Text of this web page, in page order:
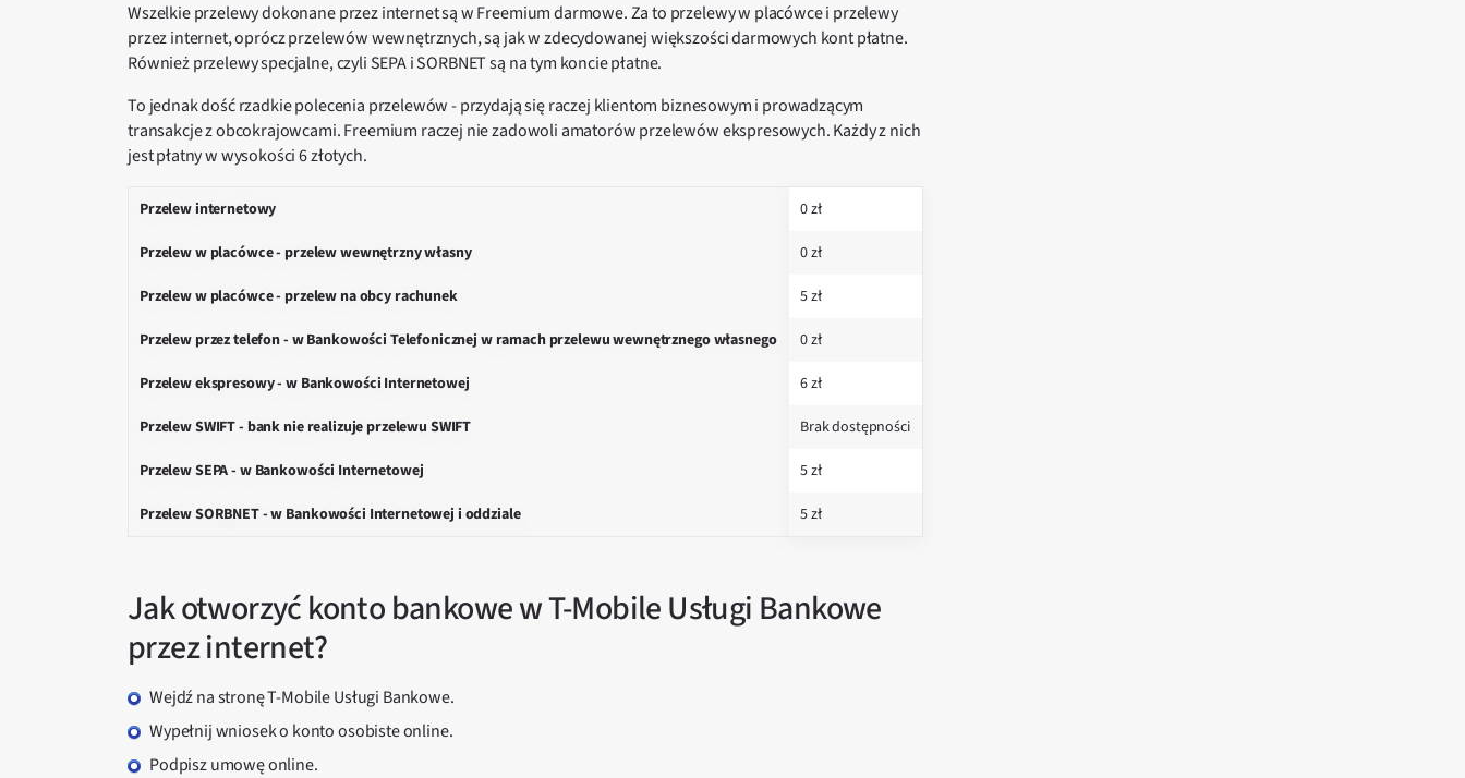
Wszelkie przelewy dokonane przez internet są w Freemium darmowe. Za to przelewy w placówce i przelewy
przez internet, oprócz przelewów wewnętrznych, są jak w zdecydowanej większości darmowych kont płatne.
Również przelewy specjalne, czyli SEPA i SORBNET są na tym koncie płatne.
To jednak dość rzadkie polecenia przelewów - przydają się raczej klientom biznesowym i prowadzącym
transakcje z obcokrajowcami. Freemium raczej nie zadowoli amatorów przelewów ekspresowych. Każdy z nich
jest płatny w wysokości 6 złotych.
Przelew internetowy
0 zł
Przelew w placówce - przelew wewnętrzny własny
0 zł
Przelew w placówce - przelew na obcy rachunek
5 zł
Przelew przez telefon - w Bankowości Telefonicznej w ramach przelewu wewnętrznego własnego
0 zł
Przelew ekspresowy - w Bankowości Internetowej
6 zł
Przelew SWIFT - bank nie realizuje przelewu SWIFT
Brak dostępności
Przelew SEPA - w Bankowości Internetowej
5 zł
Przelew SORBNET - w Bankowości Internetowej i oddziale
5 zł
Jak otworzyć konto bankowe w T-Mobile Usługi Bankowe
przez internet?
Wejdź na stronę T-Mobile Usługi Bankowe.
Wypełnij wniosek o konto osobiste online.
Podpisz umowę online.